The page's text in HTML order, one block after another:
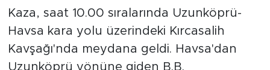
Kaza, saat 10.00 sıralarında Uzunköprü-
Havsa kara yolu üzerindeki Kırcasalih
Kavşağı'nda meydana geldi. Havsa'dan
Uzunköprü yönüne giden B.B.